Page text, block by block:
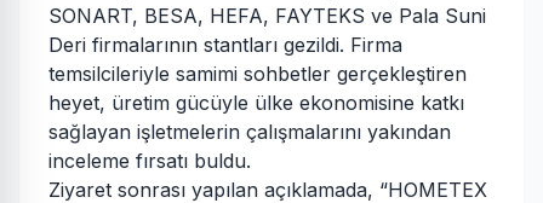
SONART, BESA, HEFA, FAYTEKS ve Pala Suni
Deri firmalarının stantları gezildi. Firma
temsilcileriyle samimi sohbetler gerçekleştiren
heyet, üretim gücüyle ülke ekonomisine katkı
sağlayan işletmelerin çalışmalarını yakından
inceleme fırsatı buldu.
Ziyaret sonrası yapılan açıklamada, “HOMETEX